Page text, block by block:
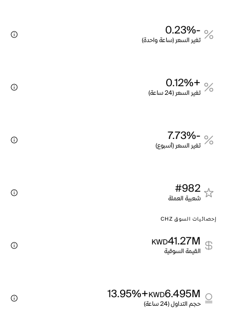
-0.23%
تغير السعر (ساعة واحدة)
+0.12%
تغير السعر (24 ساعة)
-7.73%
تغير السعر (أسبوع)
#982
شعبية العملة
إحصائيات السوق CHZ
41.27M
KWD
القيمة السوقية
6.495M
KWD
+13.95%
حجم التداول (24 ساعة)